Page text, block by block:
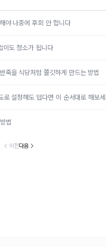
야 나중에 후회 안 합니다
이도 청소가 됩니다
죽을 식당처럼 쫄깃하게 만드는 방법
설정해도 덥다면 이 순서대로 해보
법
이전다음